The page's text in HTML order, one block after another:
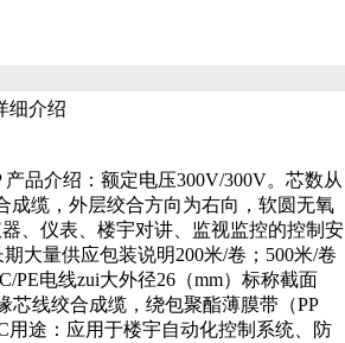
细介绍
品介绍：额定电压300V/300V。芯数从
成缆，外层绞合方向为右向，软圆无氧
、仪表、楼宇对讲、监视监控的控制安
大量供应包装说明200米/卷；500米/卷
PE电线zui大外径26（mm）标称截面
芯线绞合成缆，绕包聚酯薄膜带（PP
用途：应用于楼宇自动化控制系统、防